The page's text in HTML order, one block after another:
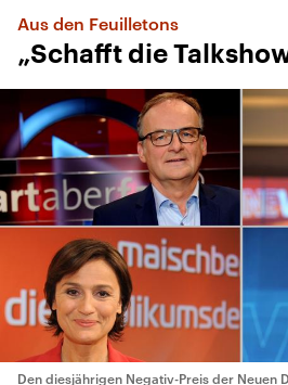
Aus den Feuilletons
„Schafft die
Den diesjährigen Negativ-Preis der Neuen